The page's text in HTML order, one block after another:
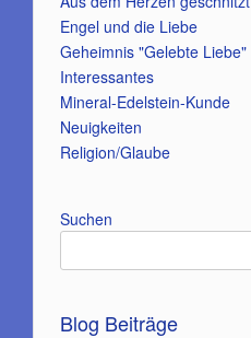
Engel und die Liebe
Geheimnis "Gelebte Liebe"
Interessantes
Mineral-Edelstein-Kunde
Neuigkeiten
Religion/Glaube
Suchen
Blog Beiträge